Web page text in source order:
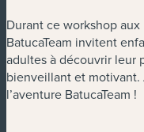
Durant ce workshop aux
BatucaTeam invitent
adultes à découvrir leur
bienveillant et
l’aventure BatucaTeam !